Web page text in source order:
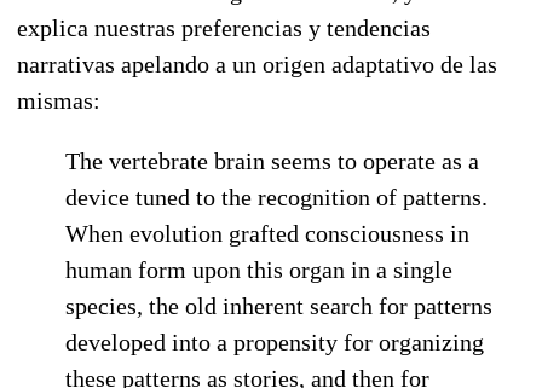
explica nuestras preferencias y tendencias
narrativas apelando a un origen adaptativo de las
mismas:
The vertebrate brain seems to operate as a
device tuned to the recognition of patterns.
When evolution grafted consciousness in
human form upon this organ in a single
species, the old inherent search for patterns
developed into a propensity for organizing
these patterns as stories, and then for